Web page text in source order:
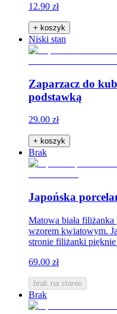
12.90 zł
+ koszyk
Niski stan
Zaparzacz do
podstawką
29.00 zł
+ koszyk
Brak
Japońska
Matowa biała
wzorem kwiatowym.
stronie filiżanki
69.00 zł
brak na stanie
Brak